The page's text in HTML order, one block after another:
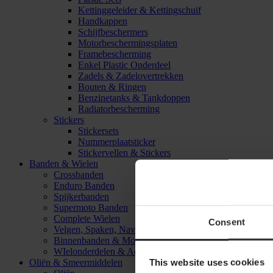
Consent
This website uses cookies
Kettinggeleider & Kettingschuif
Handkappen
Schijfbeschermers
Motorbeschermingsplaten
Framebescherming
Enkel Plastic Onderdeel
Zadels & Zadelovertrekken
Bouten & Ringen
Benzinetanks & Tankdoppen
Radiatorbescherming
Stickers
Stickersets
Nummerplaatsticker
Stickervellen & Stickers
Banden & Wielen
Crossbanden
Enduro Banden
Spijkerbanden
Supermoto Banden
Complete Wielen
Velgen, Spaken, Naven & Lagers
Binnenbanden & Mousses
WIelonderdelen & Accessoires
Oliën & Smeermiddelen